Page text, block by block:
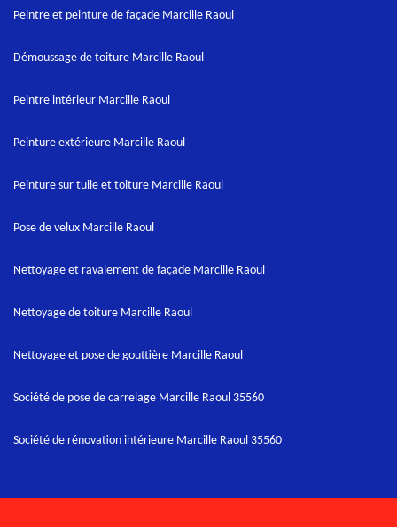
Peintre et peinture de façade Marcille Raoul
Démoussage de toiture Marcille Raoul
Peintre intérieur Marcille Raoul
Peinture extérieure Marcille Raoul
Peinture sur tuile et toiture Marcille Raoul
Pose de velux Marcille Raoul
Nettoyage et ravalement de façade Marcille Raoul
Nettoyage de toiture Marcille Raoul
Nettoyage et pose de gouttière Marcille Raoul
Société de pose de carrelage Marcille Raoul 35560
Société de rénovation intérieure Marcille Raoul 35560